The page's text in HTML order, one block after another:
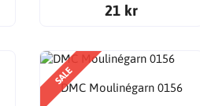
21 kr
SALE
DMC Moulinégarn 0156